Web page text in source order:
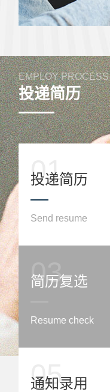
EMPLOY PROCESS
投递简历
01
投递简历
Send resume
03
简历复选
Resume check
05
通知录用